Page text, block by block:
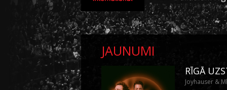
JAUNUMI
RĪGĀ
Joyhauser &